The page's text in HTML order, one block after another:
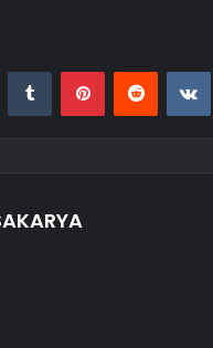
Tumblr PinterestReddit